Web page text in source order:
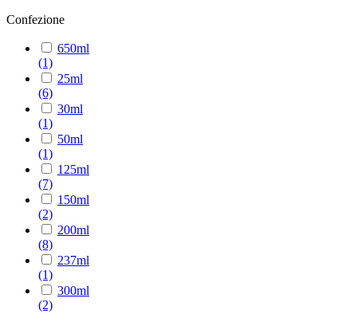
Confezione
650ml
(1)
25ml
(6)
30ml
(1)
50ml
(1)
125ml
(7)
150ml
(2)
200ml
(8)
237ml
(1)
300ml
(2)